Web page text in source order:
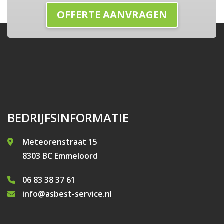
BEDRIJFSINFORMATIE
Meteorenstraat 15
8303 BC Emmeloord
06 83 38 37 61
info@asbest-service.nl